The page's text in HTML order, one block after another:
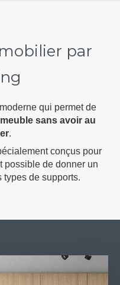
par
qui permet de
sans avoir au
.
conçus pour
possible de donner un
types de supports.